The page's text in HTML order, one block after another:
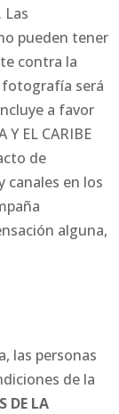
pueden tener
contra la
fotografía será
a favor
Y EL CARIBE
de
canales en los
alguna,
las personas
de la
DE LA